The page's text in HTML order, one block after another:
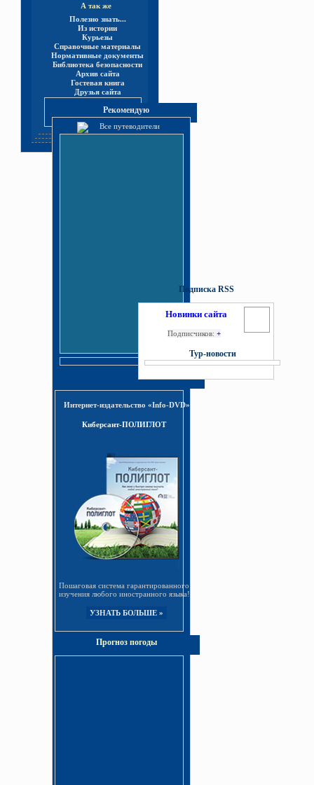
А так же
Полезно знать...
Из истории
Курьезы
Справочные материалы
Нормативные документы
Библиотека безопасности
Архив сайта
Гостевая книга
Друзья сайта
Рекомендую
Интернет-издательство «Info-DVD»
Киберсант-ПОЛИГЛОТ
Пошаговая система гарантированного
изучения любого иностранного языка!
УЗНАТЬ БОЛЬШЕ »
Интернет-издательство «Info-DVD»
Киберсант-ПОЛИГЛОТ
Прогноз погоды
Подписка RSS
Новинки сайта
Подписчиков: +
Тур-новости